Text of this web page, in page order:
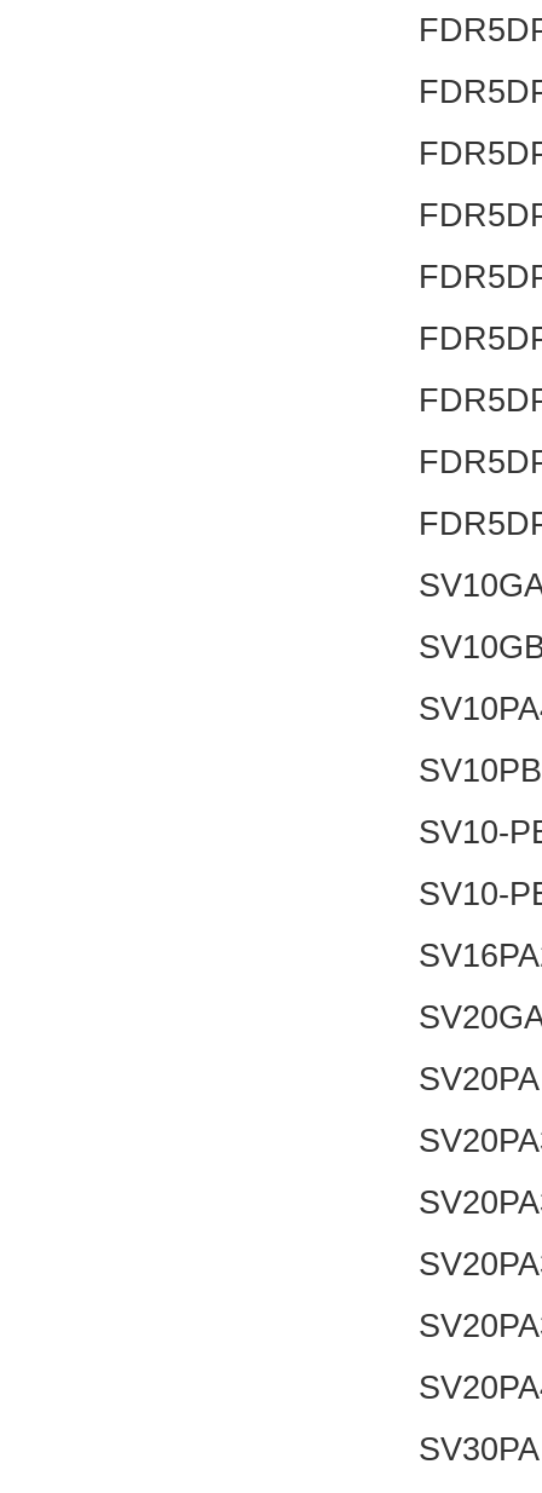
SV10-
SV10-